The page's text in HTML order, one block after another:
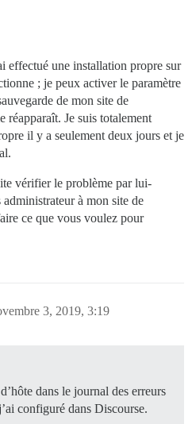
effectué une installation propre sur
; je peux activer le paramètre
de mon site de
réapparaît. Je suis totalement
il y a seulement deux jours et je
vérifier le problème par lui-
à mon site de
ce que vous voulez pour
3, 2019, 3:19
dans le journal des erreurs
configuré dans Discourse.